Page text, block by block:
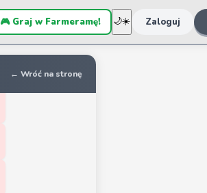
🎮 Graj w Farmeramę! 🌙☀️ Zaloguj
← Wróć na stronę